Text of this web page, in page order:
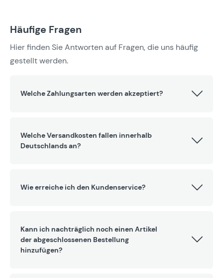
Häufige Fragen
Hier finden Sie Antworten auf Fragen, die uns häufig
gestellt werden.
Welche Zahlungsarten werden akzeptiert?
Welche Versandkosten fallen innerhalb
Deutschlands an?
Wie erreiche ich den Kundenservice?
Kann ich nachträglich noch einen Artikel
der abgeschlossenen Bestellung
hinzufügen?